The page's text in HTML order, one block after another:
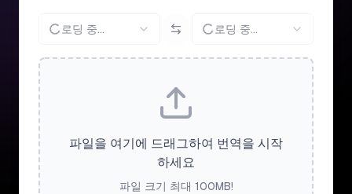
로딩 중... 로딩 중...
파일을 여기에 드래그하여 번역을 시작
하세요
파일 크기 최대 100MB!